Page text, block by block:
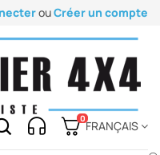
ouCréer un compte
0
FRANÇAIS